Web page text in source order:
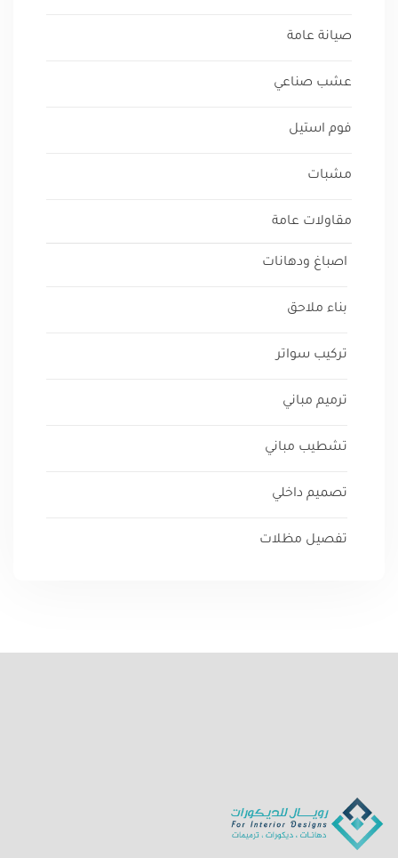
صيانة عامة
عشب صناعي
فوم استيل
مشبات
مقاولات عامة
اصباغ ودهانات
بناء ملاحق
تركيب سواتر
ترميم مباني
تشطيب مباني
تصميم داخلي
تفصيل مظلات